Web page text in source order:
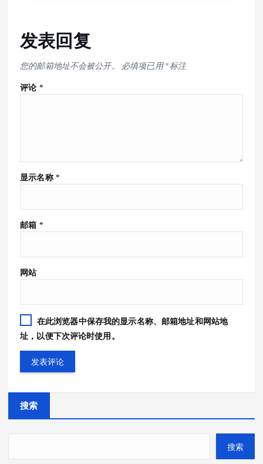
发表回复
您的邮箱地址不会被公开。 必填项已用*标注
评论 *
显示名称 *
邮箱 *
网站
在此浏览器中保存我的显示名称、邮箱地址和网站地
址，以便下次评论时使用。
搜索
搜索